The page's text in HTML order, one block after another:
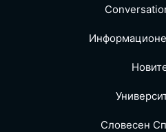
Словесен